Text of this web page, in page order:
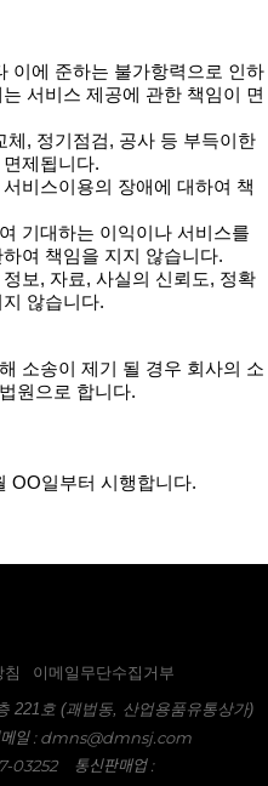
이에 준하는 불가항력으로 인하
서비스 제공에 관한 책임이 면
, 정기점검, 공사 등 부득이한
제됩니다.
비스이용의 장애에 대하여 책
기대하는 이익이나 서비스를
여 책임을 지지 않습니다.
보, 자료, 사실의 신뢰도, 정확
않습니다.
소송이 제기 될 경우 회사의 소
원으로 합니다.
OO일부터 시행합니다.
침
이메일무단수집거부
221호 (괘법동, 산업용품유통상가)
일 :dmns@dmnsj.com
03252
통신판매업 :